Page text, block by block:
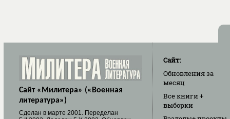
Сайт «Милитера» («Военная
литература»)
Cделан в марте 2001. Переделан
Сайт:
Обновленияза
месяц
Все книги+
выборки